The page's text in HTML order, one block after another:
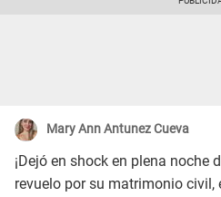
Mary Ann Antunez Cueva
¡Dejó en shock en plena noche
revuelo por su matrimonio civil,